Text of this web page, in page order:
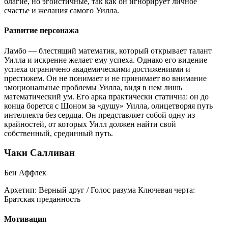
счастье и желания самого Уилла.
Развитие персонажа
Ламбо — блестящий математик, который открывает талант
Уилла и искренне желает ему успеха. Однако его видение
успеха ограничено академическими достижениями и
престижем. Он не понимает и не принимает во внимание
эмоциональные проблемы Уилла, видя в нем лишь
математический ум. Его арка практически статична: он до
конца борется с Шоном за «душу» Уилла, олицетворяя путь
интеллекта без сердца. Он представляет собой одну из
крайностей, от которых Уилл должен найти свой
собственный, срединный путь.
Чаки Салливан
Бен Аффлек
Архетип: Верный друг / Голос разума Ключевая черта:
Братская преданность
Мотивация